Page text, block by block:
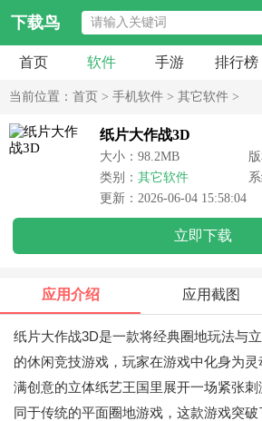
下载鸟
首页 软件 手游 排行榜
当前位置： 首页 > 手机软件 > 其它软件 >
纸片大作战3D
大小：98.2MB
类别： 其它软件
更新：2026-06-04 15:58:04
立即下载
应用介绍 应用截图
纸片大作战3D是一款将经典圈地玩法与
的休闲竞技游戏，玩家在游戏中化身为
满创意的立体纸艺王国里展开一场紧张
同于传统的平面圈地游戏，这款游戏突